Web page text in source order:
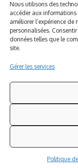
Nous utilisons des
accéder aux
améliorer l’expérience
personnalisées.
données telles que le
site.
Gérer les services
Politique
© 2023 Azinat.com TV